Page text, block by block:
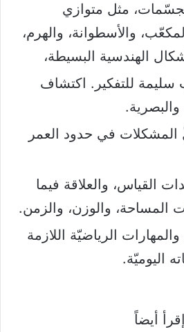
مثل متوازي
والأسطوانة، والهرم،
الهندسية البسيطة،
سليمة للتفكير. اكتشاف
والبصرية.
المشكلات في حدود العمر
القياس، والعلاقة فيما
المساحة، والوزن، والزمن.
الرياضيّة اللازمة
اليوميّة.
أيضاً